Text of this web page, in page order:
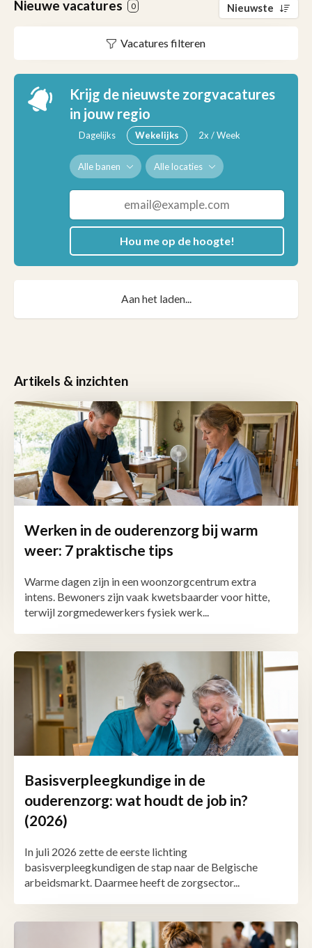
Nieuwe vacatures 0 Nieuwste
Vacatures filteren
Krijg de nieuwste zorgvacatures
in jouw regio
Dagelijks Wekelijks 2x / Week
Alle banen Alle locaties
Hou me op de hoogte!
Aan het laden...
Artikels & inzichten
Werken in de ouderenzorg bij warm
weer: 7 praktische tips
Warme dagen zijn in een woonzorgcentrum extra
intens. Bewoners zijn vaak kwetsbaarder voor hitte,
terwijl zorgmedewerkers fysiek werk...
Basisverpleegkundige in de
ouderenzorg: wat houdt de job in?
(2026)
In juli 2026 zette de eerste lichting
basisverpleegkundigen de stap naar de Belgische
arbeidsmarkt. Daarmee heeft de zorgsector...